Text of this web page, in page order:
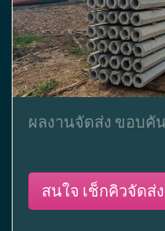
ผลงานจัดส่ง ขอบคั
สนใจ เช็กคิวจัดส่ง